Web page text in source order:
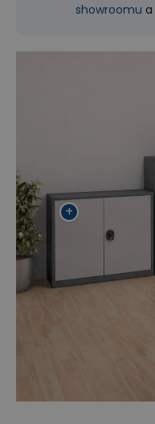
showroomu
+